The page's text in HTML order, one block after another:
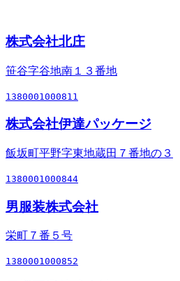
株式会社北庄
笹谷字谷地南１３番地
1380001000811
株式会社伊達パッケージ
飯坂町平野字東地蔵田７番地の３
1380001000844
男服装株式会社
栄町７番５号
1380001000852